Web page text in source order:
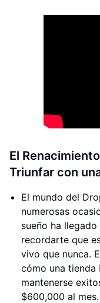
El
Triunfar con
El mundo del
numerosas
sueño ha
recordarte que
vivo que nunca.
cómo una tienda
mantenerse
$600,000 al mes.